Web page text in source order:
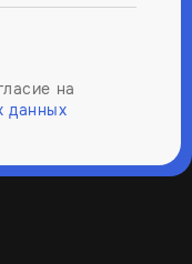
на
данных